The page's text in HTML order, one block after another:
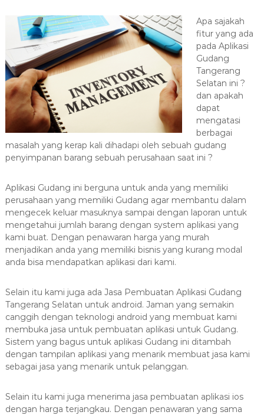
a
s
i
T
e
r
i
k
H
b
0
8
1
2
-
7
7
9
-
4
6
4
Apa sajakah
fitur yang ada
pada Aplikasi
Gudang
Tangerang
Selatan ini ?
dan apakah
dapat
mengatasi
berbagai
masalah yang kerap kali dihadapi oleh sebuah gudang
penyimpanan barang sebuah perusahaan saat ini ?
Aplikasi Gudang ini berguna untuk anda yang memiliki
perusahaan yang memiliki Gudang agar membantu dalam
mengecek keluar masuknya sampai dengan laporan untuk
mengetahui jumlah barang dengan system aplikasi yang
kami buat. Dengan penawaran harga yang murah
menjadikan anda yang memiliki bisnis yang kurang modal
anda bisa mendapatkan aplikasi dari kami.
Selain itu kami juga ada Jasa Pembuatan Aplikasi Gudang
Tangerang Selatan untuk android. Jaman yang semakin
canggih dengan teknologi android yang membuat kami
membuka jasa untuk pembuatan aplikasi untuk Gudang.
Sistem yang bagus untuk aplikasi Gudang ini ditambah
dengan tampilan aplikasi yang menarik membuat jasa kami
sebagai jasa yang menarik untuk pelanggan.
Selain itu kami juga menerima jasa pembuatan aplikasi ios
dengan harga terjangkau. Dengan penawaran yang sama